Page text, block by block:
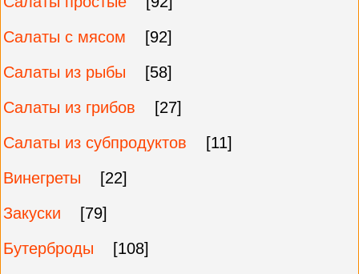
Салаты с мясом
[92]
Салаты из рыбы
[58]
Салаты из грибов
[27]
Салаты из субпродуктов
[11]
Винегреты
[22]
Закуски
[79]
Бутерброды
[108]